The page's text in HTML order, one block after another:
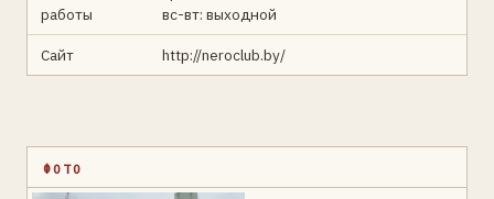
работы
вс-вт: выходной
Сайт http://neroclub.by/
ФОТО